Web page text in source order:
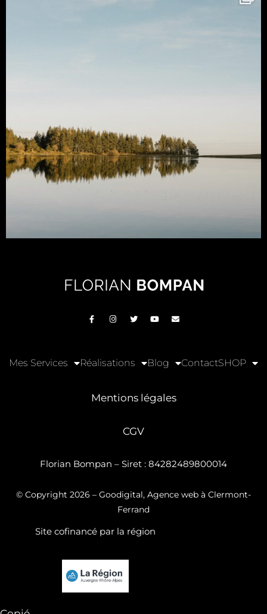
Mes Services Réalisations Blog ContactSHOP
Mentions légales
CGV
Florian Bompan – Siret : 84282489800014
© Copyright 2026 – Goodigital, Agence web à Clermont-
Ferrand
Site cofinancé par la région